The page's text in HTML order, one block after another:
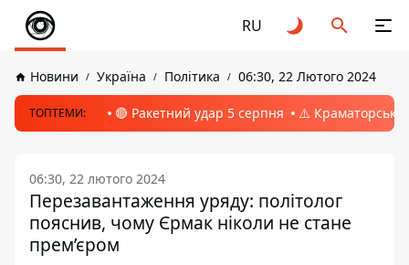
RU
Новини Україна Політика 06:30, 22 Лютого 2024
ТОПТЕМИ: 🔴 Ракетний удар 5 серпня ⚠️ Краматорськ,
06:30, 22 лютого 2024
Перезавантаження уряду: політолог
пояснив, чому Єрмак ніколи не стане
прем’єром